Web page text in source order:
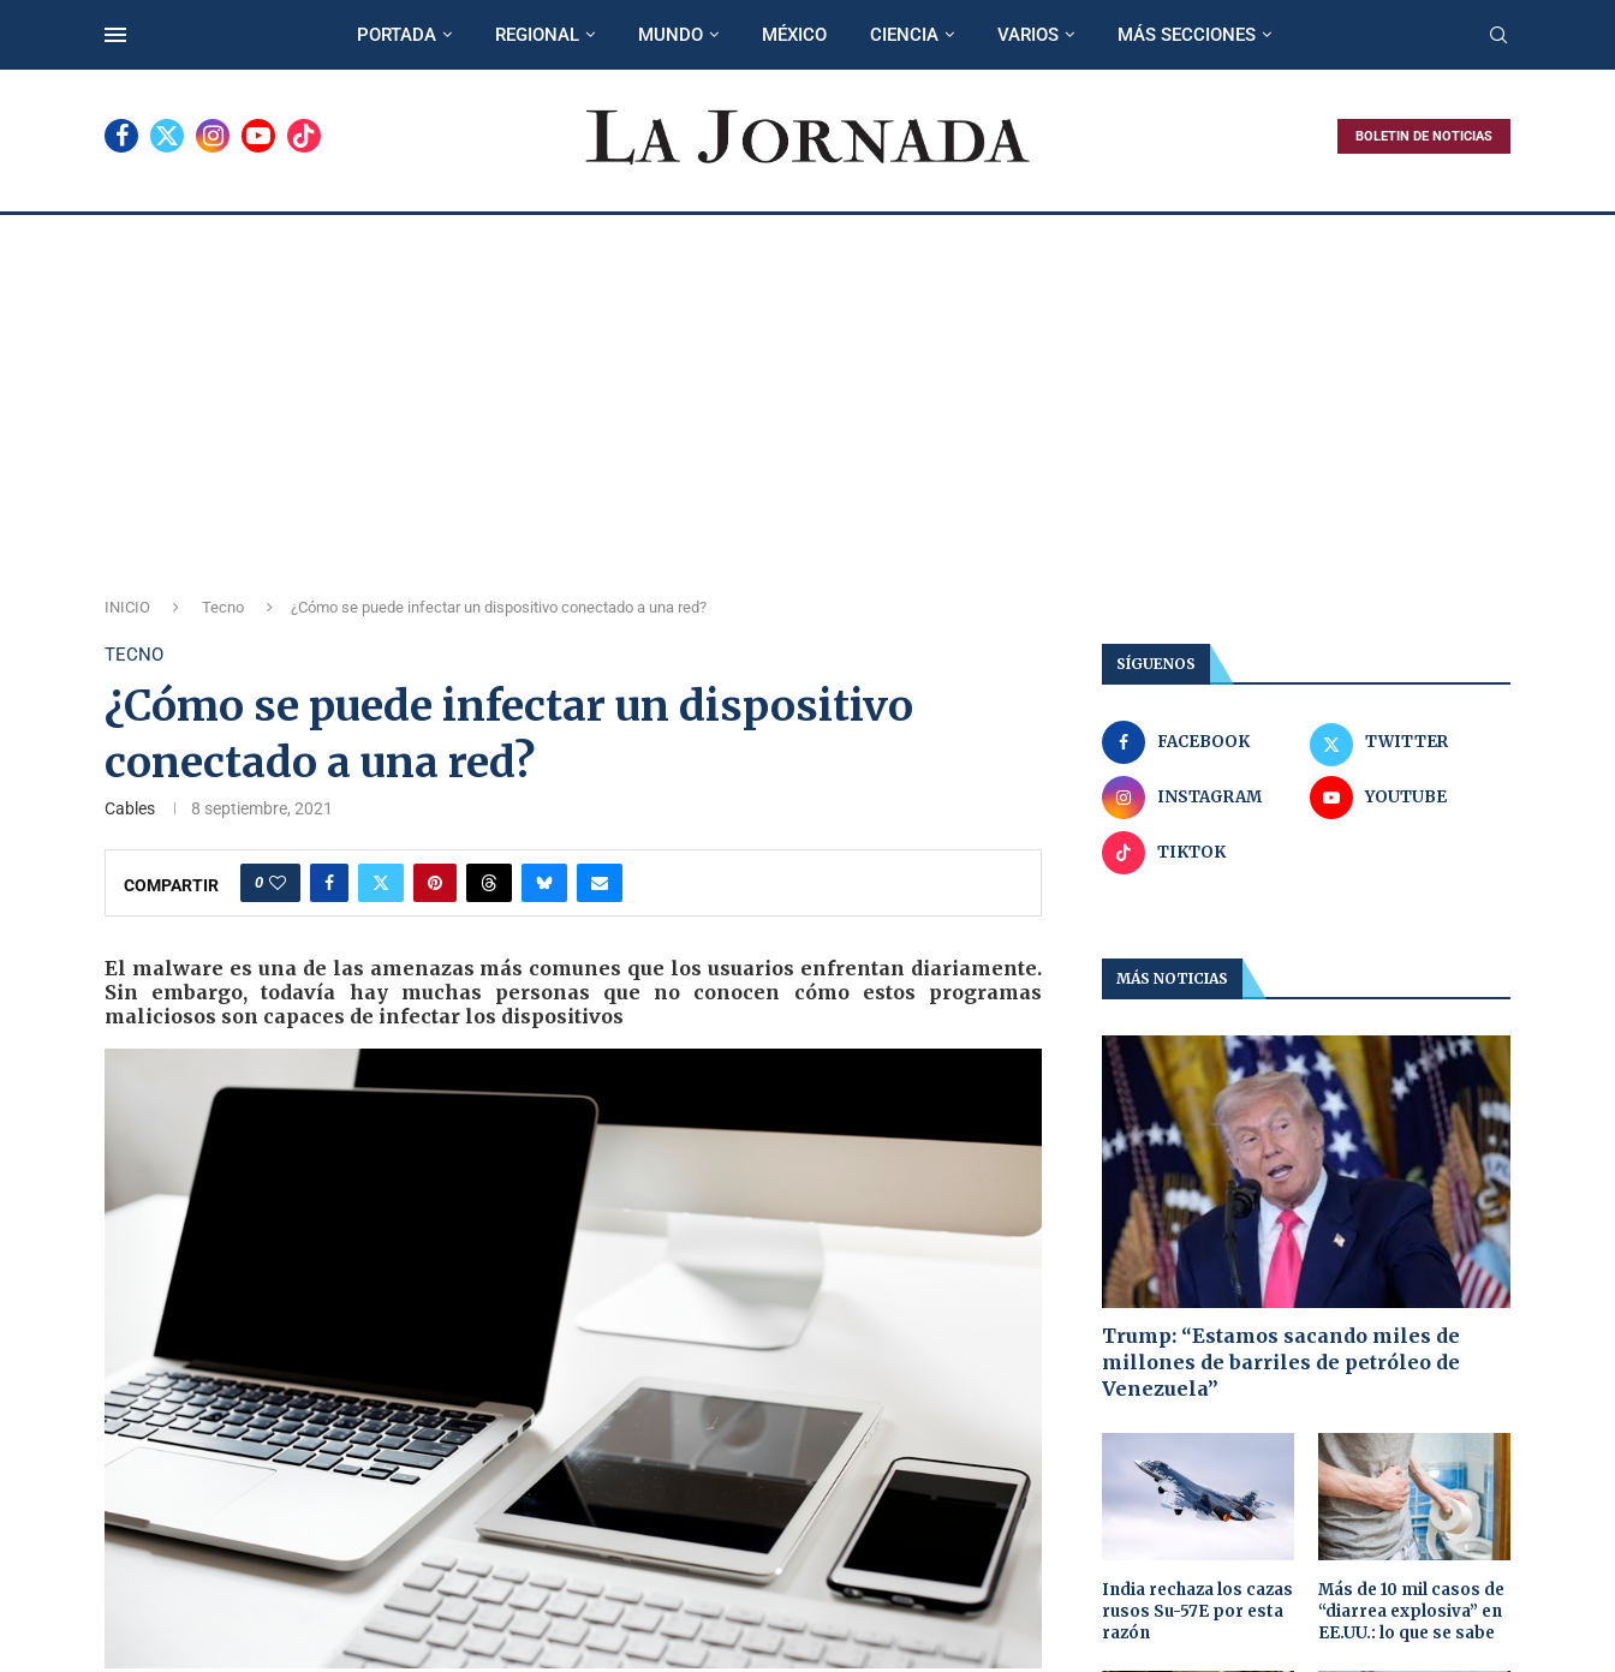
PORTADA REGIONAL MUNDO MÉXICO CIENCIA VARIOS MÁS SECCIONES
BOLETIN DE NOTICIAS
INICIO Tecno ¿Cómo se puede infectar un dispositivo conectado a una red?
TECNO
¿Cómo se puede infectar un dispositivo
conectado a una red?
Cables 8 septiembre, 2021
COMPARTIR 0
El malware es una de las amenazas más comunes que los usuarios enfrentan diariamente.
Sin embargo, todavía hay muchas personas que no conocen cómo estos programas
maliciosos son capaces de infectar los dispositivos
SÍGUENOS
FACEBOOK TWITTER
INSTAGRAM YOUTUBE
TIKTOK
MÁS NOTICIAS
Trump: “Estamos sacando miles de
millones de barriles de petróleo de
Venezuela”
India rechaza los cazas
rusos Su-57E por esta
razón
Más de 10 mil casos de
“diarrea explosiva” en
EE.UU.: lo que se sabe